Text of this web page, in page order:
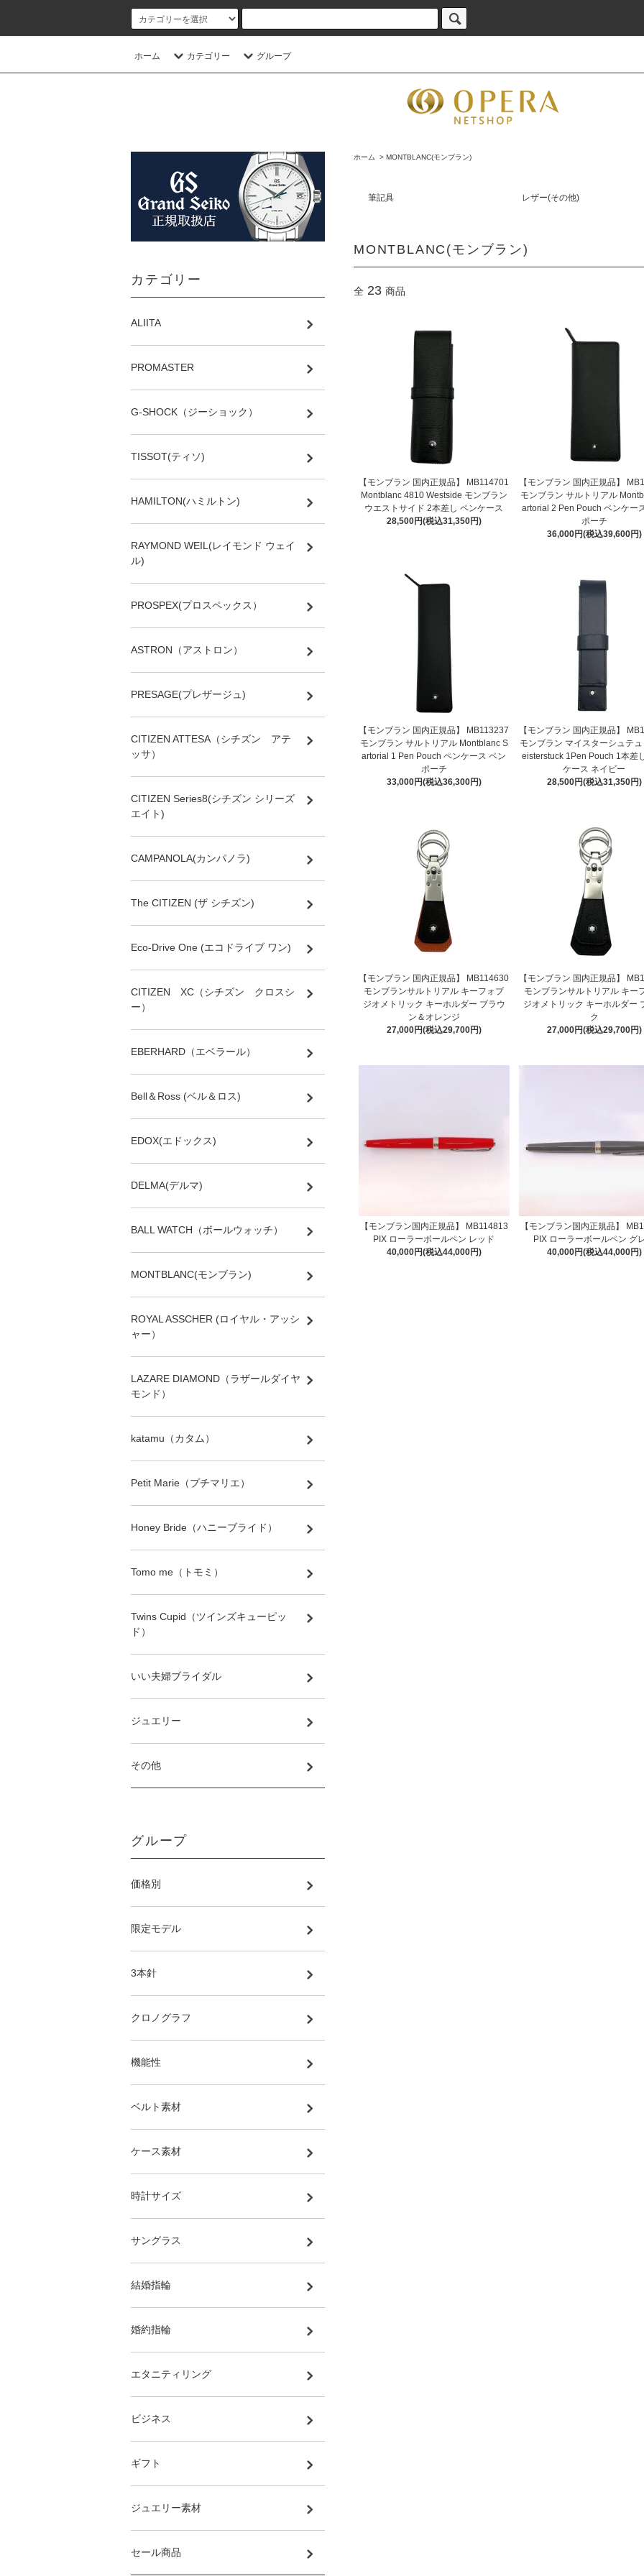
ホーム カテゴリー グループ
ホーム > MONTBLANC(モンブラン)
筆記具 レザー(その他)
MONTBLANC(モンブラン)
全 23 商品
【モンブラン 国内正規品】 MB114701
Montblanc 4810 Westside モンブラン
ウエストサイド 2本差し ペンケース
28,500円(税込31,350円)
【モンブラン 国内正規品】
モンブラン サルトリアル
artorial 2 Pen Pouch ペンケー
ポーチ
36,000円(税込39,600円)
【モンブラン 国内正規品】 MB113237
モンブラン サルトリアル Montblanc S
artorial 1 Pen Pouch ペンケース ペン
ポーチ
33,000円(税込36,300円)
【モンブラン 国内正規品】
モンブラン マイスターシュテュ
eisterstuck 1Pen Pouch 1本差
ケース ネイビー
28,500円(税込31,350円)
【モンブラン 国内正規品】 MB114630
モンブランサルトリアル キーフォブ
ジオメトリック キーホルダー ブラウ
ン＆オレンジ
27,000円(税込29,700円)
【モンブラン 国内正規品】
モンブランサルトリアル キー
ジオメトリック キーホルダー
ク
27,000円(税込29,700円)
【モンブラン国内正規品】 MB114813
PIX ローラーボールペン レッド
40,000円(税込44,000円)
【モンブラン国内正規品】
PIX ローラーボールペン グ
40,000円(税込44,000円)
カテゴリー
ALIITA
PROMASTER
G-SHOCK（ジーショック）
TISSOT(ティソ)
HAMILTON(ハミルトン)
RAYMOND WEIL(レイモンド ウェイ
ル)
PROSPEX(プロスペックス）
ASTRON（アストロン）
PRESAGE(プレザージュ)
CITIZEN ATTESA（シチズン アテ
ッサ）
CITIZEN Series8(シチズン シリーズ
エイト)
CAMPANOLA(カンパノラ)
The CITIZEN (ザ シチズン)
Eco-Drive One (エコドライブ ワン)
CITIZEN XC（シチズン クロスシ
ー）
EBERHARD（エベラール）
Bell＆Ross (ベル＆ロス)
EDOX(エドックス)
DELMA(デルマ)
BALL WATCH（ボールウォッチ）
MONTBLANC(モンブラン)
ROYAL ASSCHER (ロイヤル・アッシ
ャー）
LAZARE DIAMOND（ラザールダイヤ
モンド）
katamu（カタム）
Petit Marie（プチマリエ）
Honey Bride（ハニーブライド）
Tomo me（トモミ）
Twins Cupid（ツインズキューピッ
ド）
いい夫婦ブライダル
ジュエリー
その他
グループ
価格別
限定モデル
3本針
クロノグラフ
機能性
ベルト素材
ケース素材
時計サイズ
サングラス
結婚指輪
婚約指輪
エタニティリング
ビジネス
ギフト
ジュエリー素材
セール商品